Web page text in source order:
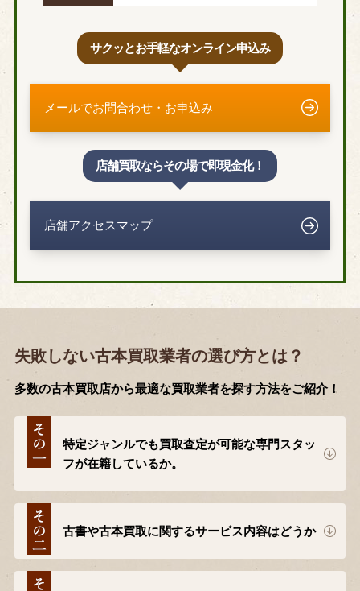
サクッとお手軽なオンライン申込み
メールでお問合わせ・お申込み
店舗買取ならその場で即現金化！
店舗アクセスマップ
失敗しない古本買取業者の選び方とは？
多数の古本買取店から最適な買取業者を探す方法をご紹介！
特定ジャンルでも買取査定が可能な専門スタッ
フが在籍しているか。
古書や古本買取に関するサービス内容はどうか